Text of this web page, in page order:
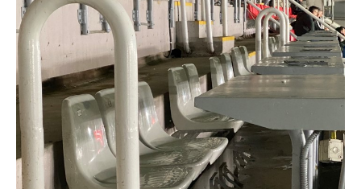
━ pricing plans
Free